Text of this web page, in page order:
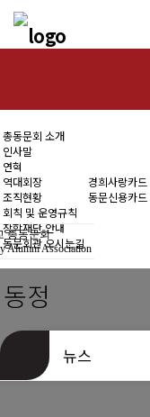
인사말
연혁
역대회장
조직현황
동문회관 오시는길
총동문회 소개
인사말
연혁
역대회장
조직현황
회칙 및 운영규칙
장학재단 안내
동문회관 오시는길
경희사랑카드
동문신용카드
총동문회
Alumni Association
정
뉴스